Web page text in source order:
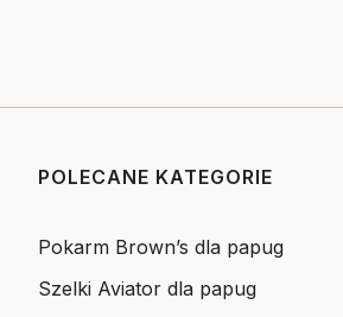
Linki w stopce
POLECANE KATEGORIE
Pokarm Brown’s dla papug
Szelki Aviator dla papug